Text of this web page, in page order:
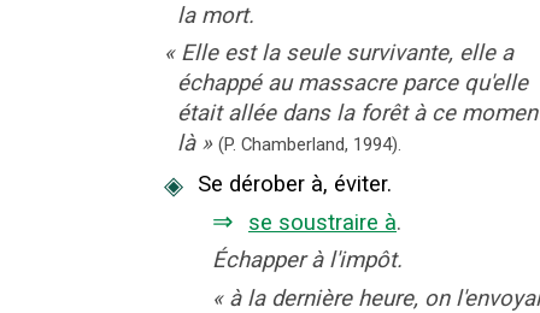
la mort.
« Elle est la seule survivante, elle a
échappé au massacre parce qu'elle
était allée dans la forêt à ce
là » (P. Chamberland, 1994).
◈ Se dérober à, éviter.
⇒ se soustraire à.
Échapper à l'impôt.
« à la dernière heure, on